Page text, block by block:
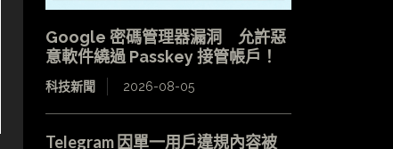
Google 密碼管理器漏洞 允許惡
意軟件繞過 Passkey 接管帳戶！
科技新聞 2026-08-05
Telegram 因單一用戶違規內容被